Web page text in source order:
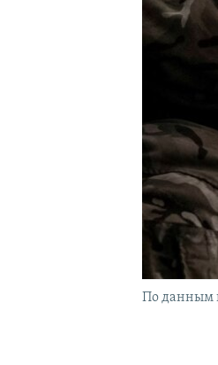
По данным